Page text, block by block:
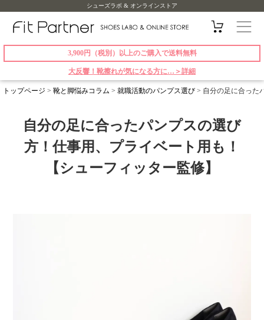
シューズラボ & オンラインストア
3,900円（税別）以上のご購入で送料無料
大反響！靴擦れが気になる方に…＞詳細
トップページ > 靴と脚悩みコラム > 就職活動のパンプス選び > 自分の足に合った
自分の足に合ったパンプスの選び
方！仕事用、プライベート用も！
【シューフィッター監修】